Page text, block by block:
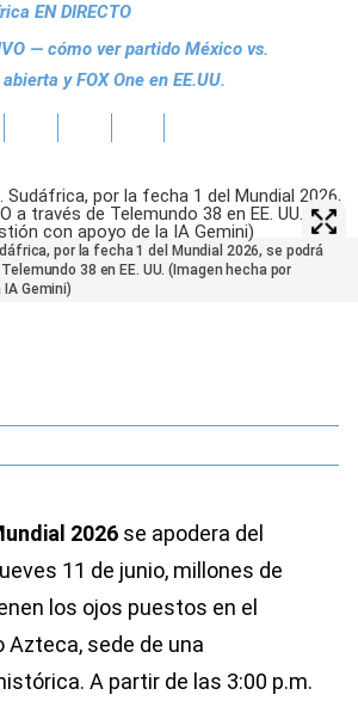
EN DIRECTO
— cómo ver partido México vs.
y FOX One en EE.UU.
por la fecha 1 del Mundial 2026, se podrá
38 en EE. UU. (Imagen hecha por
Gemini)
2026 se apodera del
11 de junio, millones de
los ojos puestos en el
sede de una
A partir de las 3:00 p.m.